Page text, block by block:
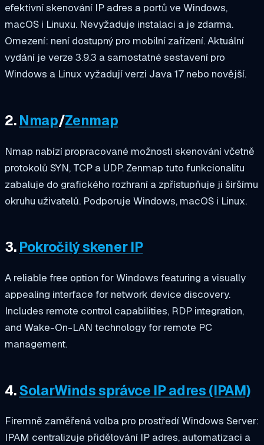
efektivní skenování IP adres a portů ve Windows,
macOS i Linuxu. Nevyžaduje instalaci a je zdarma.
Omezení: není dostupný pro mobilní zařízení. Aktuální
vydání je verze 3.9.3 a samostatné sestavení pro
Windows a Linux vyžadují verzi Java 17 nebo novější.
2. Nmap/Zenmap
Nmap nabízí propracované možnosti skenování včetně
protokolů SYN, TCP a UDP. Zenmap tuto funkcionalitu
zabaluje do grafického rozhraní a zpřístupňuje ji širšímu
okruhu uživatelů. Podporuje Windows, macOS i Linux.
3. Pokročilý skener IP
A reliable free option for Windows featuring a visually
appealing interface for network device discovery.
Includes remote control capabilities, RDP integration,
and Wake-On-LAN technology for remote PC
management.
4.SolarWinds správce IP adres (IPAM)
Firemně zaměřená volba pro prostředí Windows Server:
IPAM centralizuje přidělování IP adres, automatizaci a